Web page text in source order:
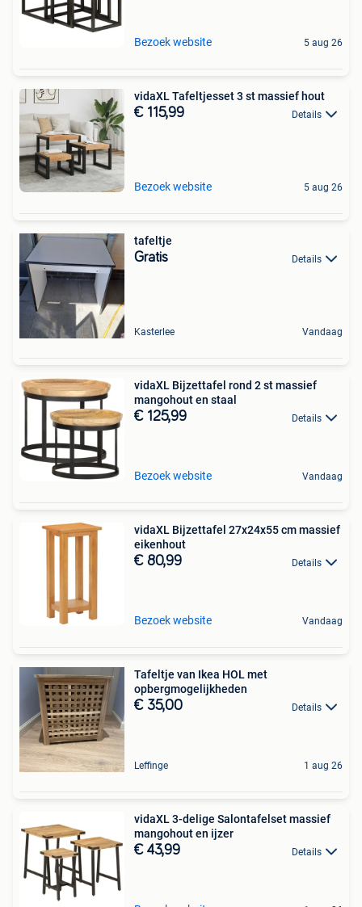
Bezoek website 5 aug 26
vidaXL Tafeltjesset 3 st massief hout
€ 115,99 Details
Bezoek website 5 aug 26
tafeltje
Gratis Details
Kasterlee Vandaag
vidaXL Bijzettafel rond 2 st massief
mangohout en staal
€ 125,99 Details
Bezoek website Vandaag
vidaXL Bijzettafel 27x24x55 cm massief
eikenhout
€ 80,99 Details
Bezoek website Vandaag
Tafeltje van Ikea HOL met
opbergmogelijkheden
€ 35,00 Details
Leffinge 1 aug 26
vidaXL 3-delige Salontafelset massief
mangohout en ijzer
€ 43,99 Details